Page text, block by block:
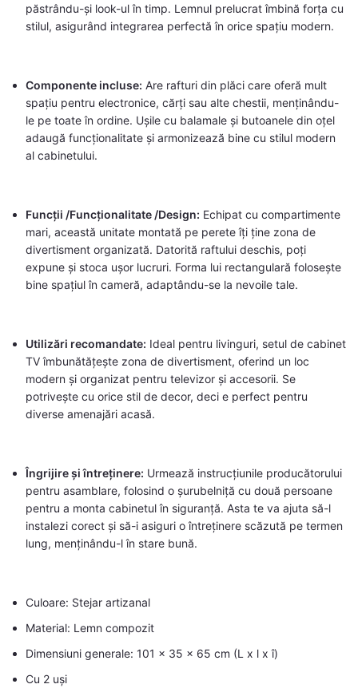
păstrându-și look-ul în timp. Lemnul prelucrat îmbină forța cu
stilul, asigurând integrarea perfectă în orice spațiu modern.
Componente incluse: Are rafturi din plăci care oferă mult
spațiu pentru electronice, cărți sau alte chestii, menținându-
le pe toate în ordine. Ușile cu balamale și butoanele din oțel
adaugă funcționalitate și armonizează bine cu stilul modern
al cabinetului.
Funcții /Funcționalitate /Design: Echipat cu compartimente
mari, această unitate montată pe perete îți ține zona de
divertisment organizată. Datorită raftului deschis, poți
expune și stoca ușor lucruri. Forma lui rectangulară folosește
bine spațiul în cameră, adaptându-se la nevoile tale.
Utilizări recomandate: Ideal pentru livinguri, setul de cabinet
TV îmbunătățește zona de divertisment, oferind un loc
modern și organizat pentru televizor și accesorii. Se
potrivește cu orice stil de decor, deci e perfect pentru
diverse amenajări acasă.
Îngrijire și întreținere: Urmează instrucțiunile producătorului
pentru asamblare, folosind o șurubelniță cu două persoane
pentru a monta cabinetul în siguranță. Asta te va ajuta să-l
instalezi corect și să-i asiguri o întreținere scăzută pe termen
lung, menținându-l în stare bună.
Culoare: Stejar artizanal
Material: Lemn compozit
Dimensiuni generale: 101 x 35 x 65 cm (L x l x î)
Cu 2 uși